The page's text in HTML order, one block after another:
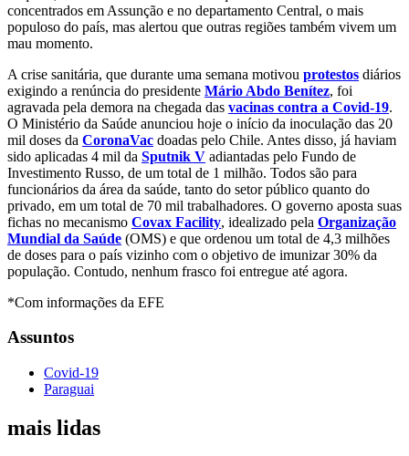
concentrados em Assunção e no departamento Central, o mais
populoso do país, mas alertou que outras regiões também vivem um
mau momento.
A crise sanitária, que durante uma semana motivou protestos diários
exigindo a renúncia do presidente Mário Abdo Benítez, foi
agravada pela demora na chegada das vacinas contra a Covid-19.
O Ministério da Saúde anunciou hoje o início da inoculação das 20
mil doses da CoronaVac doadas pelo Chile. Antes disso, já haviam
sido aplicadas 4 mil da Sputnik V adiantadas pelo Fundo de
Investimento Russo, de um total de 1 milhão. Todos são para
funcionários da área da saúde, tanto do setor público quanto do
privado, em um total de 70 mil trabalhadores. O governo aposta suas
fichas no mecanismo Covax Facility, idealizado pela Organização
Mundial da Saúde (OMS) e que ordenou um total de 4,3 milhões
de doses para o país vizinho com o objetivo de imunizar 30% da
população. Contudo, nenhum frasco foi entregue até agora.
*Com informações da EFE
Assuntos
Covid-19
Paraguai
mais lidas